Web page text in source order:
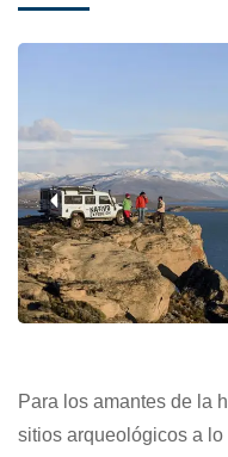
‹
Para los amantes de la
sitios arqueológicos a